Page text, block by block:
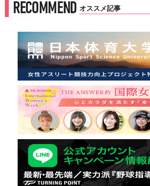
RECOMMEND オススメ記事